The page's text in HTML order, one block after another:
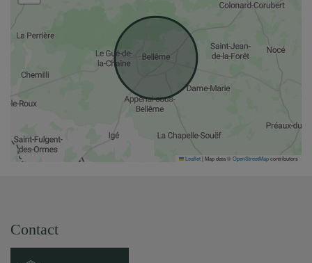
Leaflet|Map data ©OpenStreetMapcontributors
Contact